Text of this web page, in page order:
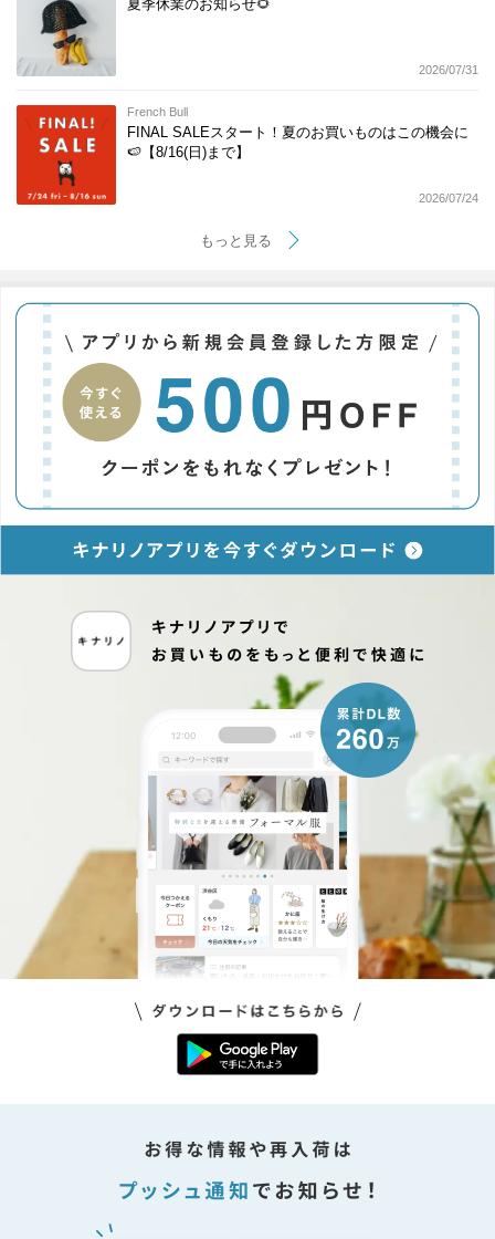
夏季休業のお知らせ🌻
2026/07/31
French Bull
FINAL SALEスタート！夏のお買いものはこの機会に
🍉【8/16(日)まで】
2026/07/24
もっと見る